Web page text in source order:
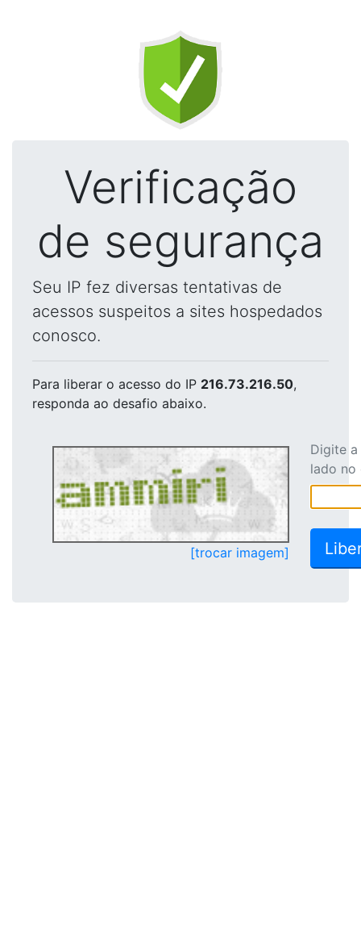
Verificação
de segurança
Seu IP fez diversas tentativas de
acessos suspeitos a sites hospedados
conosco.
Para liberar o acesso do IP 216.73.216.50,
responda ao desafio abaixo.
[trocar imagem]
Digite
lado no